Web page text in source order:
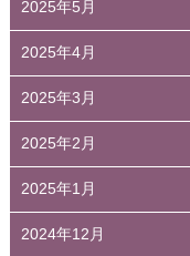
2025年5月
2025年4月
2025年3月
2025年2月
2025年1月
2024年12月